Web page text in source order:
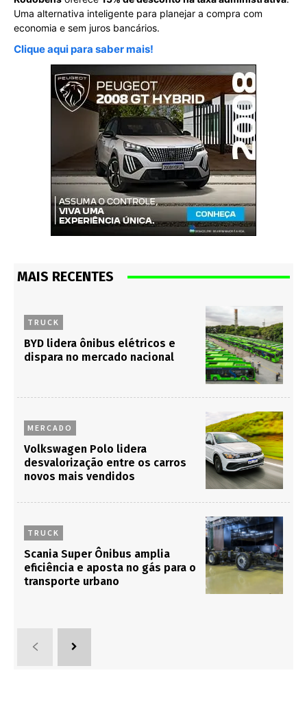
Uma alternativa inteligente para planejar a compra com
economia e sem juros bancários.
Clique aqui para saber mais!
MAIS RECENTES
TRUCK
BYD lidera ônibus elétricos e
dispara no mercado nacional
MERCADO
Volkswagen Polo lidera
desvalorização entre os carros
novos mais vendidos
TRUCK
Scania Super Ônibus amplia
eficiência e aposta no gás para o
transporte urbano